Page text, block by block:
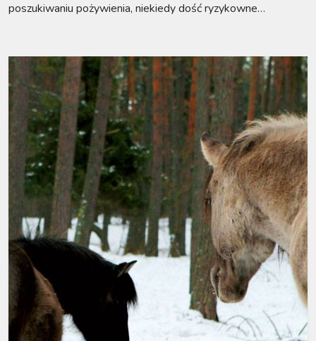
poszukiwaniu pożywienia, niekiedy dość ryzykowne…